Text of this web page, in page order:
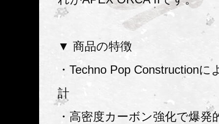
▼ 商品の特徴
・Techno Pop Constructionに
計
・高密度カーボン強化で爆発